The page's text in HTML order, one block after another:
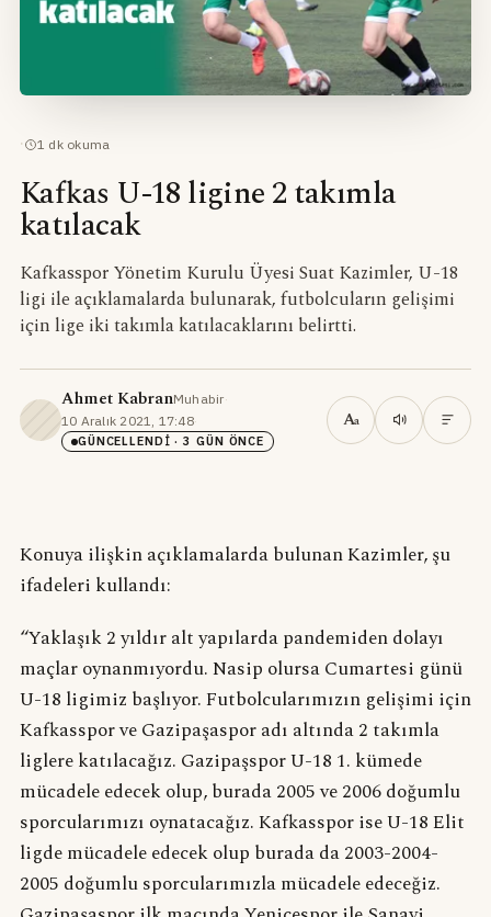
· 1 dk okuma
Kafkas U-18 ligine 2 takımla
katılacak
Kafkasspor Yönetim Kurulu Üyesi Suat Kazimler, U-18
ligi ile açıklamalarda bulunarak, futbolcuların gelişimi
için lige iki takımla katılacaklarını belirtti.
Ahmet KabranMuhabir·
10 Aralık 2021, 17:48·
GÜNCELLENDI · 3 GÜN ÖNCE
Aa
Konuya ilişkin açıklamalarda bulunan Kazimler, şu
ifadeleri kullandı:
“Yaklaşık 2 yıldır alt yapılarda pandemiden dolayı
maçlar oynanmıyordu. Nasip olursa Cumartesi günü
U-18 ligimiz başlıyor. Futbolcularımızın gelişimi için
Kafkasspor ve Gazipaşaspor adı altında 2 takımla
liglere katılacağız. Gazipaşspor U-18 1. kümede
mücadele edecek olup, burada 2005 ve 2006 doğumlu
sporcularımızı oynatacağız. Kafkasspor ise U-18 Elit
ligde mücadele edecek olup burada da 2003-2004-
2005 doğumlu sporcularımızla mücadele edeceğiz.